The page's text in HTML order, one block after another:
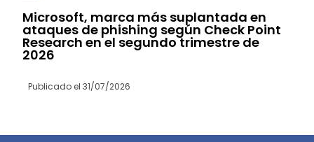
Microsoft, marca más suplantada en
ataques de phishing según Check Point
Research en el segundo trimestre de
2026
Publicado el 31/07/2026